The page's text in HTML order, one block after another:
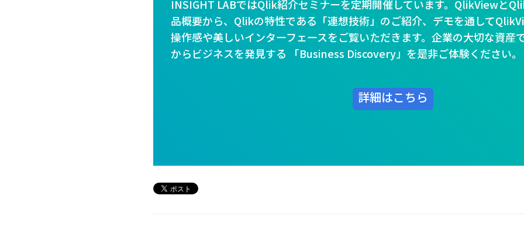
INSIGHT LABではQlik紹介セミナーを定期開催しています。QlikViewと
品概要から、Qlikの特性である「連想技術」のご紹介、デモを通して
操作感や美しいインターフェースをご覧いただきます。企業の大切な資産
からビジネスを発見する 「Business Discovery」を是非ご体験ください。
詳細はこちら